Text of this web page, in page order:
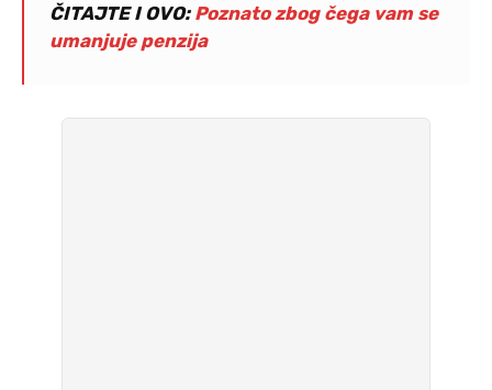
ČITAJTE I OVO: Poznato zbog čega vam se
umanjuje penzija